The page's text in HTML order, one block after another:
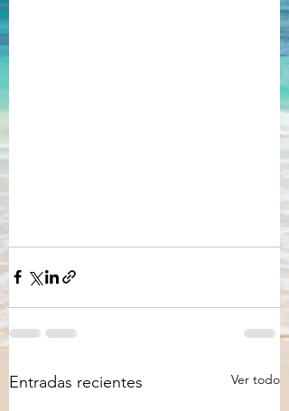
Entradas recientes Ver todo